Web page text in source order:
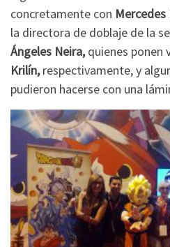
concretamente con Mercedes
la directora de doblaje de la
Ángeles Neira,quienes ponen
Krilín,respectivamente, y
pudieron hacerse con una